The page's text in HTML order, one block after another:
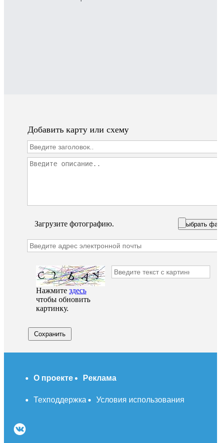
Добавить карту или схему
Загрузите фотографию. Выбрать
Нажмите здесь
чтобы обновить
картинку.
Сохранить
О проекте Реклама
Техподдержка Условия использования